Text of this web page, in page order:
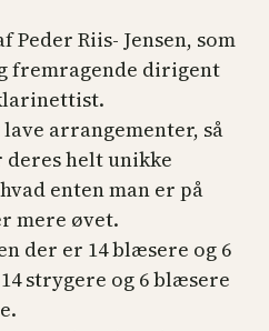
Peder Riis- Jensen, som
fremragende dirigent
arrangementer, så
helt unikke
enten man er på
mere øvet.
der er 14 blæsere og 6
strygere og 6 blæsere